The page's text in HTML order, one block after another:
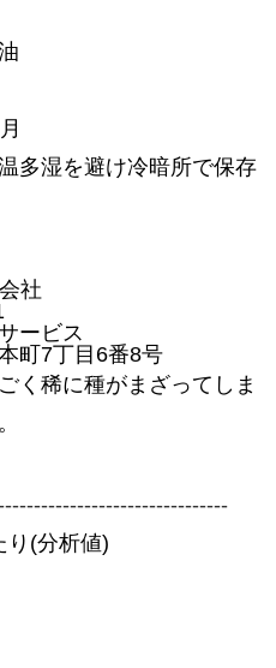
多湿を避け冷暗所で保存
社
ービス
町7丁目6番8号
く稀に種がまざってしま
り(分析値)